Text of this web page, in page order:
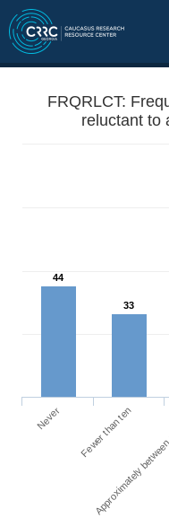
FRQRLCT:
reluctant to
44
33
Never Fewer than ten
Approximately